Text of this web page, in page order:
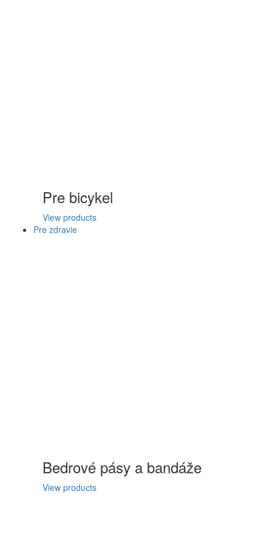
Pre bicykel
View products
Pre zdravie
Bedrové pásy a bandáže
View products